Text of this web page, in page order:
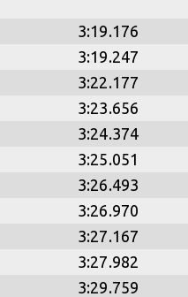
3:19.176
3:19.247
3:22.177
3:23.656
3:24.374
3:25.051
3:26.493
3:26.970
3:27.167
3:27.982
3:29.759